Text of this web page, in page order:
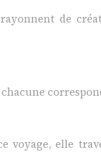
de
elle